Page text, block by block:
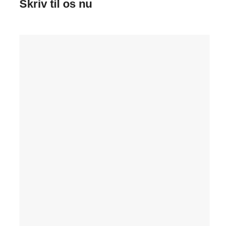
Skriv til os nu